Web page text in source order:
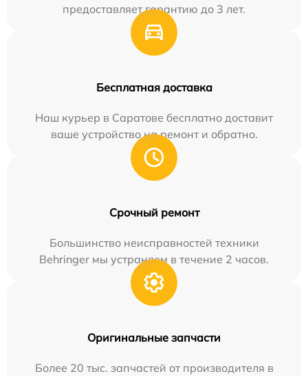
предоставляет гарантию до 3 лет.
Бесплатная доставка
Наш курьер в Саратове бесплатно доставит
ваше устройство на ремонт и обратно.
Срочный ремонт
Большинство неисправностей техники
Behringer мы устраняем в течение 2 часов.
Оригинальные запчасти
Более 20 тыс. запчастей от производителя в